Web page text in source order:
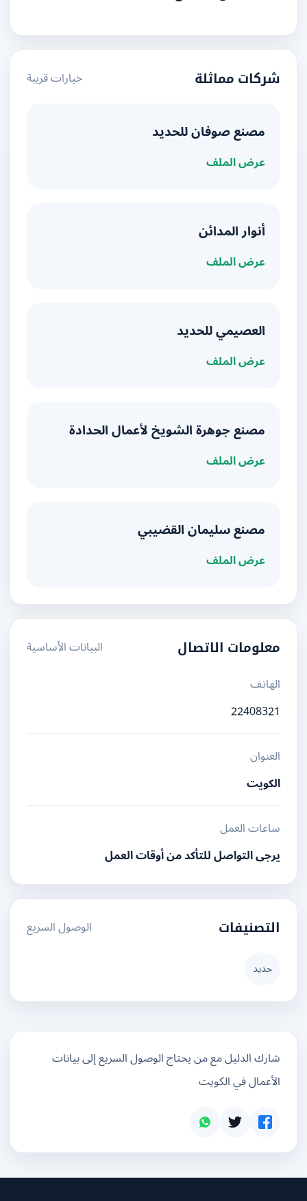
شركات مماثلة خيارات قريبة
مصنع صوفان للحديد
عرض الملف
أنوار المدائن
عرض الملف
العصيمي للحديد
عرض الملف
مصنع جوهرة الشويخ لأعمال الحدادة
عرض الملف
مصنع سليمان القضيبي
عرض الملف
معلومات الاتصال
البيانات الأساسية
الهاتف
22408321
العنوان
الكويت
ساعات العمل
يرجى التواصل للتأكد من أوقات العمل
التصنيفات الوصول السريع
شارك الدليل مع من يحتاج الوصول السريع إلى بيانات
الأعمال في الكويت